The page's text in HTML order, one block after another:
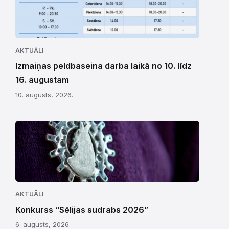
AKTUĀLI
Izmaiņas peldbaseina darba laikā no 10. līdz
16. augustam
10. augusts, 2026.
AKTUĀLI
Konkurss “Sēlijas sudrabs 2026”
6. augusts, 2026.